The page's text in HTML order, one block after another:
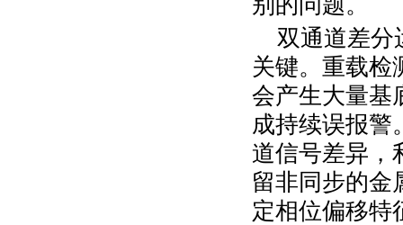
双通道差分
关键。重载检
会产生大量基
成持续误报警
道信号差异，
留非同步的金
定相位偏移特